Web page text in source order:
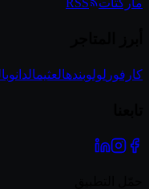
كارفور لولوبندهالعثيمالدانوب